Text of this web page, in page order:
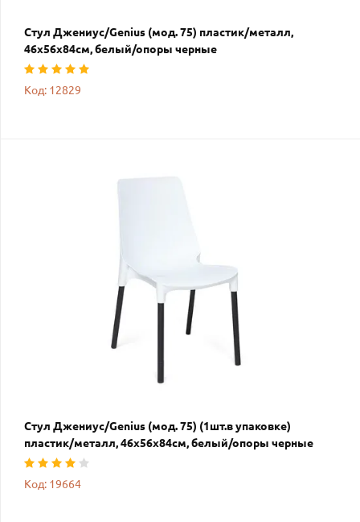
Стул Джениус/Genius (мод. 75) пластик/металл,
46x56x84cм, белый/опоры черные
Код: 12829
Стул Джениус/Genius (мод. 75) (1шт.в упаковке)
пластик/металл, 46x56x84cм, белый/опоры черные
Код: 19664